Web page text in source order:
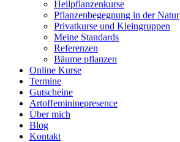
Heilpflanzenkurse
Pflanzenbegegnung in der Natur
Privatkurse und Kleingruppen
Meine Standards
Referenzen
Bäume pflanzen
Online Kurse
Termine
Gutscheine
Artoffemininepresence
Über mich
Blog
Kontakt